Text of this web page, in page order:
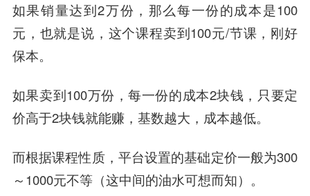
如果销量达到2万份，那么每一份的成本是100
元，也就是说，这个课程卖到100元/节课，刚好
保本。
如果卖到100万份，每一份的成本2块钱，只要定
价高于2块钱就能赚，基数越大，成本越低。
而根据课程性质，平台设置的基础定价一般为300
～1000元不等（这中间的油水可想而知）。